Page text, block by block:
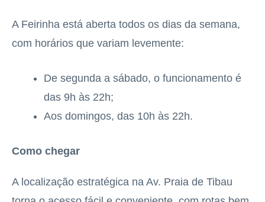
A Feirinha está aberta todos os dias da semana,
com horários que variam levemente:
De segunda a sábado, o funcionamento é
das 9h às 22h;
Aos domingos, das 10h às 22h.
Como chegar
A localização estratégica na Av. Praia de Tibau